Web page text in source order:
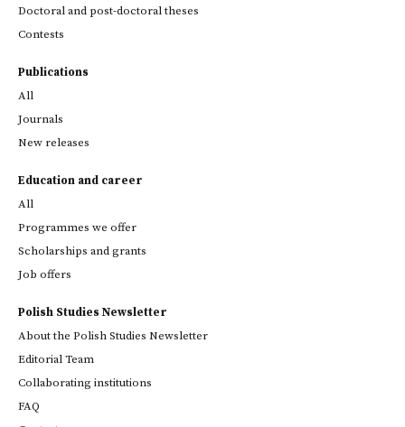
Doctoral and post-doctoral theses
Contests
Publications
All
Journals
New releases
Education and career
All
Programmes we offer
Scholarships and grants
Job offers
Polish Studies Newsletter
About the Polish Studies Newsletter
Editorial Team
Collaborating institutions
FAQ